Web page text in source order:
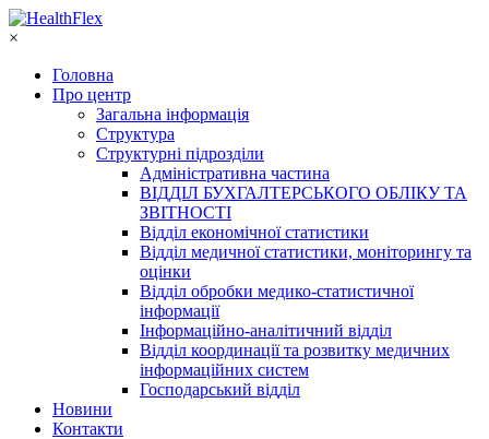
×
Головна
Про центр
Загальна інформація
Структура
Структурні підрозділи
Адміністративна частина
ВІДДІЛ БУХГАЛТЕРСЬКОГО ОБЛІКУ ТА
ЗВІТНОСТІ
Відділ економічної статистики
Відділ медичної статистики, моніторингу та
оцінки
Відділ обробки медико-статистичної
інформації
Інформаційно-аналітичний відділ
Відділ координації та розвитку медичних
інформаційних систем
Господарський відділ
Новини
Контакти